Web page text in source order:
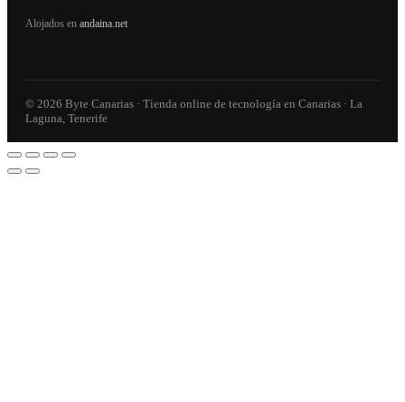
Alojados en andaina.net
© 2026 Byte Canarias · Tienda online de tecnología en Canarias · La
Laguna, Tenerife